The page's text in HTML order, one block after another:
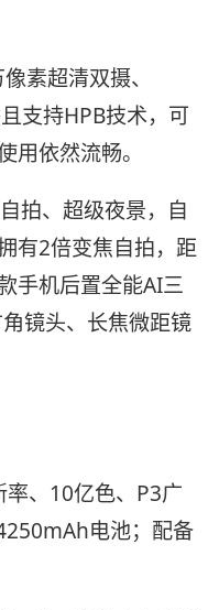
素超清双摄、
支持HPB技术，可
用依然流畅。
拍、超级夜景，自
有2倍变焦自拍，距
手机后置全能AI三
镜头、长焦微距镜
、10亿色、P3广
电池；配备